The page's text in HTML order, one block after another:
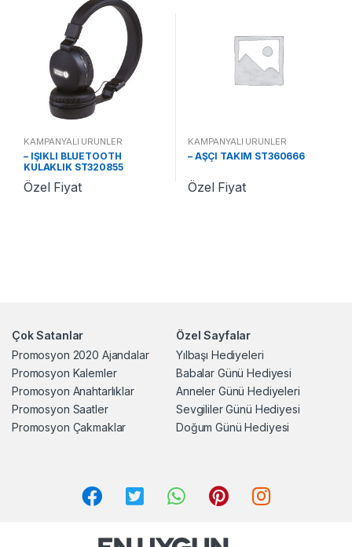
KAMPANYALI ÜRÜNLER
– IŞIKLI BLUETOOTH
KULAKLIK ST320855
Özel Fiyat
KAMPANYALI ÜRÜNLER
– AŞÇI TAKIM ST360666
Özel Fiyat
Çok Satanlar
Promosyon 2020 Ajandalar
Promosyon Kalemler
Promosyon Anahtarlıklar
Promosyon Saatler
Promosyon Çakmaklar
Özel Sayfalar
Yılbaşı Hediyeleri
Babalar Günü Hediyesi
Anneler Günü Hediyeleri
Sevgililer Günü Hediyesi
Doğum Günü Hediyesi